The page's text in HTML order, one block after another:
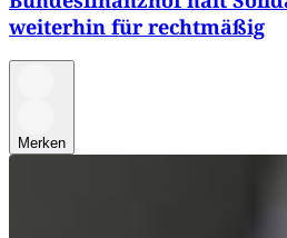
weiterhin für rechtmäßig
Merken